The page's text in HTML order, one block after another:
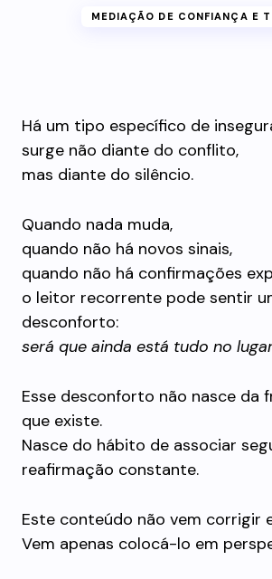
MEDIAÇÃO DE CONFIANÇA E
Há um tipo específico de
surge não diante do conflito,
mas diante do silêncio.
Quando nada muda,
quando não há novos sinais,
quando não há confirmações
o leitor recorrente pode sentir
desconforto:
será que ainda está tudo no
Esse desconforto não nasce da
que existe.
Nasce do hábito de associar
reafirmação constante.
Este conteúdo não vem corrigir
Vem apenas colocá-lo em